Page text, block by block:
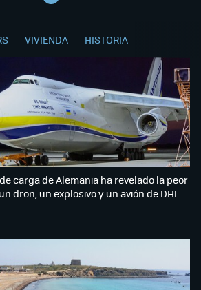
VIVIENDA HISTORIA
carga de Alemania ha revelado la peor
dron, un explosivo y un avión de DHL